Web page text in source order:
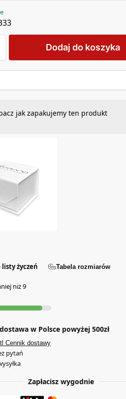
Dodaj do koszyka
jak zapakujemy ten produkt
listy życzeń Tabela rozmiarów
niż 9
w Polsce powyżej 500zł
Cennik dostawy
pytań
Zapłacisz wygodnie